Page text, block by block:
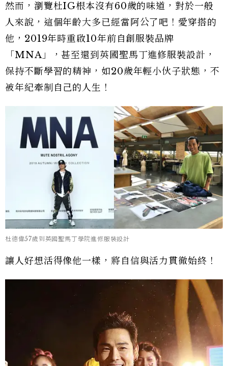
然而，瀏覽杜IG根本沒有60歲的味道，對於一般
人來說，這個年齡大多已經當阿公了吧！愛穿搭的
他，2019年時重啟10年前自創服裝品牌
「MNA」，甚至還到英國聖馬丁進修服裝設計，
保持不斷學習的精神，如20歲年輕小伙子狀態，不
被年紀牽制自己的人生！
杜德偉57歲到英國聖馬丁學院進修服裝設計
讓人好想活得像他一樣，將自信與活力貫徹始終！